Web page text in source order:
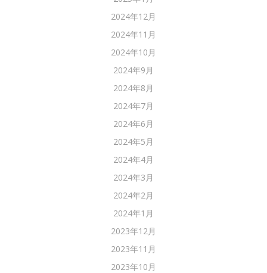
2024年12月
2024年11月
2024年10月
2024年9月
2024年8月
2024年7月
2024年6月
2024年5月
2024年4月
2024年3月
2024年2月
2024年1月
2023年12月
2023年11月
2023年10月